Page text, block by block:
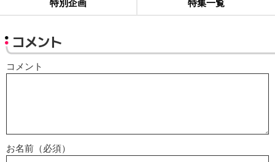
特別企画 特集一覧
コメント
コメント
お名前（必須）